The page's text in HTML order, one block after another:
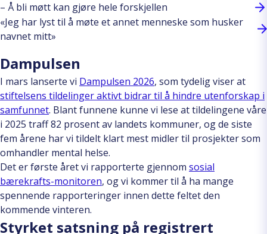
– Å bli møtt kan gjøre hele forskjellen
«Jeg har lyst til å møte et annet menneske som husker
navnet mitt»
Dampulsen
I mars lanserte vi Dampulsen 2026, som tydelig viser at
stiftelsens tildelinger aktivt bidrar til å hindre utenforskap i
samfunnet. Blant funnene kunne vi lese at tildelingene våre
i 2025 traff 82 prosent av landets kommuner, og de siste
fem årene har vi tildelt klart mest midler til prosjekter som
omhandler mental helse.
Det er første året vi rapporterte gjennom sosial
bærekrafts-monitoren, og vi kommer til å ha mange
spennende rapporteringer innen dette feltet den
kommende vinteren.
Styrket satsning på registrert